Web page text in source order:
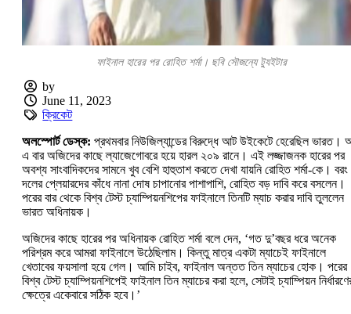
ফাইনাল হারের পর রোহিত শর্মা। ছবি সৌজন্যে ট্যুইটার
by
June 11, 2023
ক্রিকেট
অলস্পোর্ট ডেস্ক: প্রথমবার নিউজিল্যান্ডের বিরুদ্ধে আট উইকেটে হেরেছিল ভারত।
এ বার অজিদের কাছে ল্যাজেগোবরে হয়ে হারল ২০৯ রানে। এই লজ্জাজনক হারের পর
অবশ্য সাংবাদিকদের সামনে খুব বেশি হাহুতাশ করতে দেখা যায়নি রোহিত শর্মা-কে। বরং
দলের প্লেয়ারদের কাঁধে নানা দোষ চাপানোর পাশাপাশি, রোহিত বড় দাবি করে বসলেন।
পরের বার থেকে বিশ্ব টেস্ট চ্যাম্পিয়নশিপের ফাইনালে তিনটি ম্যাচ করার দাবি তুললেন
ভারত অধিনায়ক।
অজিদের কাছে হারের পর অধিনায়ক রোহিত শর্মা বলে দেন, ‘গত দু’বছর ধরে অনেক
পরিশ্রম করে আমরা ফাইনালে উঠেছিলাম। কিন্তু মাত্র একটা ম্যাচেই ফাইনালে
খেতাবের ফয়সালা হয়ে গেল। আমি চাইব, ফাইনাল অন্তত তিন ম্যাচের হোক। পরের
বিশ্ব টেস্ট চ্যাম্পিয়নশিপেই ফাইনাল তিন ম্যাচের করা হলে, সেটাই চ্যাম্পিয়ন
ক্ষেত্রে একেবারে সঠিক হবে।’